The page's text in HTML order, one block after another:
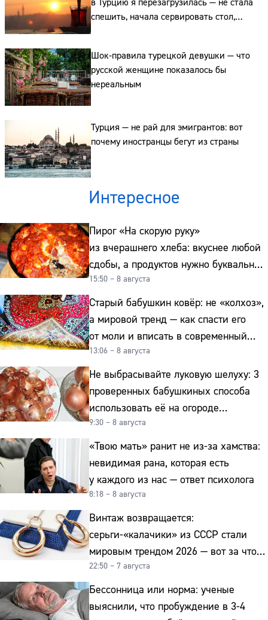
спешить, начала сервировать стол,
переделала интерьер в квартире
Шок-правила турецкой девушки — что
русской женщине показалось бы
нереальным
Турция — не рай для эмигрантов: вот
почему иностранцы бегут из страны
Интересное
Пирог «На скорую руку»
из вчерашнего хлеба: вкуснее любой
сдобы, а продуктов нужно буквально
копейки
15:50 – 8 августа
Старый бабушкин ковёр: не «колхоз»,
а мировой тренд — как спасти его
от моли и вписать в современный
интерьер
13:06 – 8 августа
Не выбрасывайте луковую шелуху: 3
проверенных бабушкиных способа
использовать её на огороде
и для здоровья этой зимой
9:30 – 8 августа
«Твою мать» ранит не из-за хамства:
невидимая рана, которая есть
у каждого из нас — ответ психолога
8:18 – 8 августа
Винтаж возвращается:
серьги-«калачики» из СССР стали
мировым трендом 2026 — вот за что
их ценят ювелиры
22:50 – 7 августа
Бессонница или норма: ученые
выяснили, что пробуждение в 3-4
Сайт:
Телефон: